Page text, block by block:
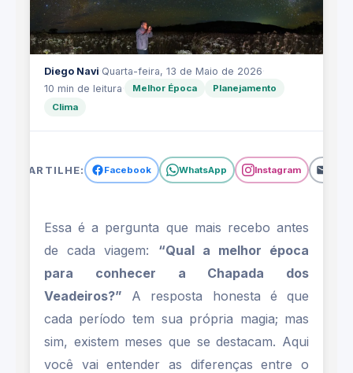
PLANEJAMENTO DE VIAGEM
Melhor época para visitar a
Chapada dos Veadeiros: guia
completo mês a mês
Diego Navi Quarta-feira, 13 de Maio de 2026
10 min de leitura
Melhor Época
Planejamento
Clima
Facebook WhatsApp Instagram
Essa é a pergunta que mais recebo antes
de cada viagem: “Qual a melhor época
para conhecer a Chapada dos
Veadeiros?” A resposta honesta é que
cada período tem sua própria magia; mas
sim, existem meses que se destacam. Aqui
você vai entender as diferenças entre o